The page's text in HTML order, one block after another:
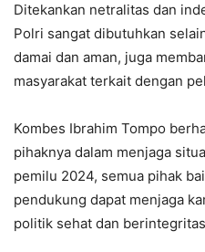
Ditekankan netralitas dan
Polri sangat dibutuhkan
damai dan aman, juga
masyarakat terkait dengan
Kombes Ibrahim Tompo
pihaknya dalam menjaga
pemilu 2024, semua pihak
pendukung dapat menjaga
politik sehat dan